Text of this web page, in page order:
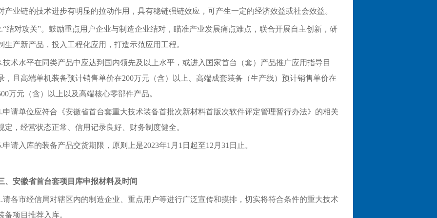
产业链的技术进步有明显的拉动作用，具有稳链强链效应，可产生一定的经济效益或社会效益。
“结对攻关”。鼓励重点用户企业与制造企业结对，瞄准产业发展痛点难点，联合开展自主创新，研
生产新产品，投入工程化应用，打造示范应用工程。
技术水平在同类产品中应达到国内领先及以上水平，或进入国家首台（套）产品推广应用指导目
，且高端单机装备预计销售单价在200万元（含）以上、高端成套装备（生产线）预计销售单价在
万元（含）以上以及高端核心零部件产品。
申请单位应符合《安徽省首台套重大技术装备首批次新材料首版次软件评定管理暂行办法》的相关
定，经营状态正常、信用记录良好、财务制度健全。
申请入库的装备产品交货期限，原则上是2023年1 月 1 日起至12 月 31 日止。
、 安徽省首台套项目库申报材料及 时间
请各市经信局对辖区内的制造企业、重点用户等进行广泛宣传和摸排，切实将符合条件的重大技术
备项目推荐入库。